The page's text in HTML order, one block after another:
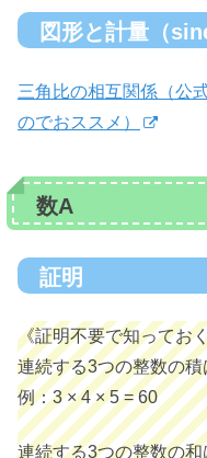
図形と計量（
三角比の相互関係（公
のでおススメ）
数A
証明
《証明不要で知ってお
連続する3つの整数の
例：3 × 4 × 5 = 60
連続する3つの整数の